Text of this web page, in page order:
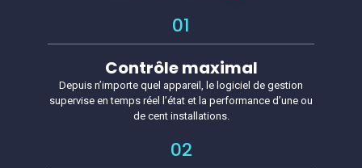
01
Contrôle maximal
Depuis n’importe quel appareil, le logiciel de gestion
supervise en temps réel l’état et la performance d’une ou
de cent installations.
02